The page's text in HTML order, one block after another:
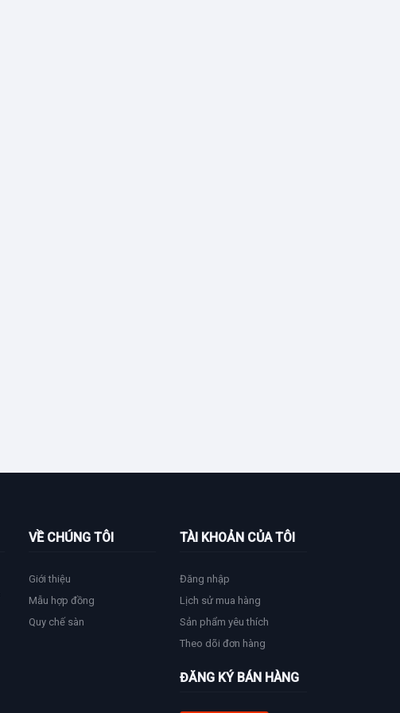
VỀ CHÚNG TÔI
Giới thiệu
Mẫu hợp đồng
Quy chế sàn
TÀI KHOẢN CỦA TÔI
Đăng nhập
Lịch sử mua hàng
Sản phẩm yêu thích
Theo dõi đơn hàng
ĐĂNG KÝ BÁN HÀNG